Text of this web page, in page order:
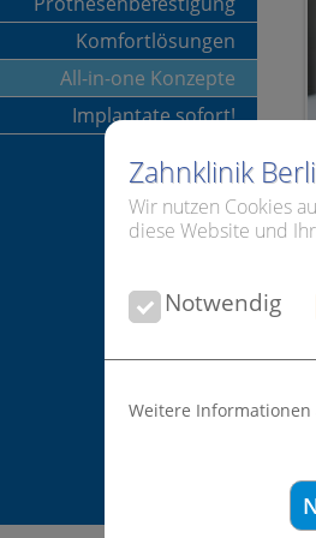
Zahnklinik
Wir nutzen Cookies
diese Website und
Notwendig
Weitere Informationen
Komfortlösungen
All-in-one Konzepte
Implantate sofort!